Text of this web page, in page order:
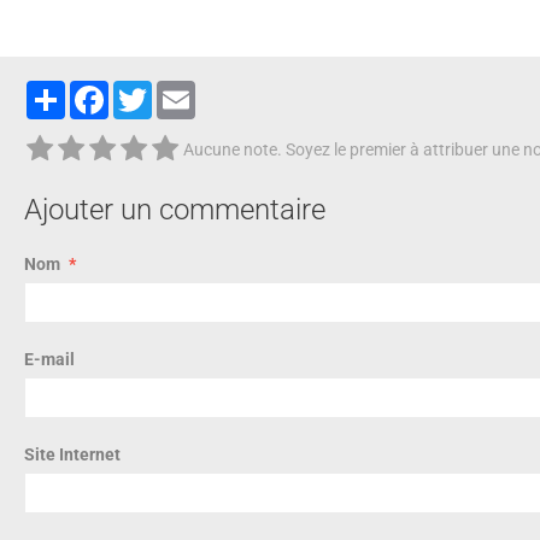
PartagerFacebook
Twitter
Aucune note. Soyez le premier à attribuer une
Ajouter un commentaire
Nom
E-mail
Site Internet